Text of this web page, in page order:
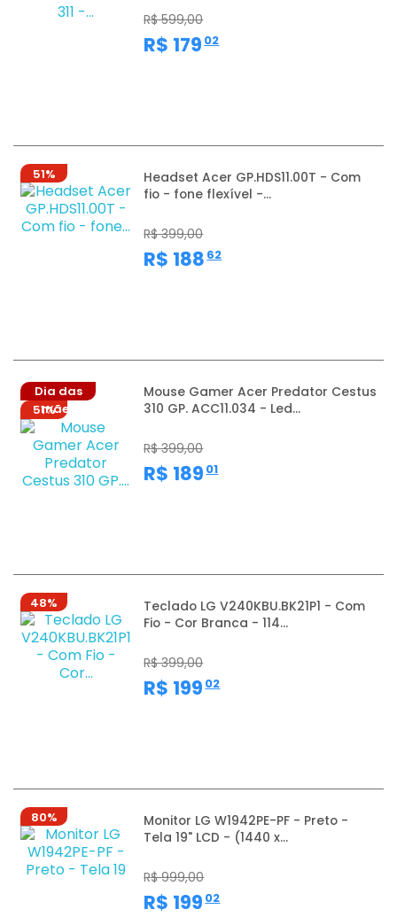
R$ 599,00
R$ 179 ,02
51%
Headset Acer GP.HDS11.00T - Com
fio - fone flexível -...
R$ 399,00
R$ 188 ,62
Dia das
mães
51%
Mouse Gamer Acer Predator Cestus
310 GP. ACC11.034 - Led...
R$ 399,00
R$ 189 ,01
48%
Teclado LG V240KBU.BK21P1 - Com
Fio - Cor Branca - 114...
R$ 399,00
R$ 199 ,02
80%
Monitor LG W1942PE-PF - Preto -
Tela 19" LCD - (1440 x...
R$ 999,00
R$ 199 ,02